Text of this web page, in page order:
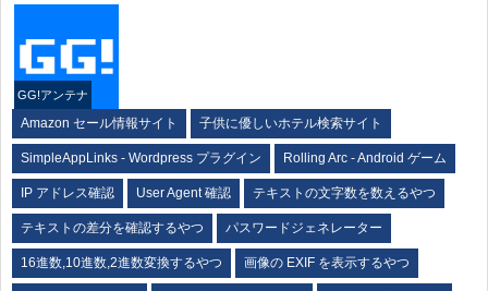
GG!アンテナ
Amazon セール情報サイト 子供に優しいホテル検索サイト
SimpleAppLinks - Wordpress プラグイン Rolling Arc - Android ゲーム
IP アドレス確認 User Agent 確認 テキストの文字数を数えるやつ
テキストの差分を確認するやつ パスワードジェネレーター
16進数,10進数,2進数変換するやつ 画像の EXIF を表示するやつ